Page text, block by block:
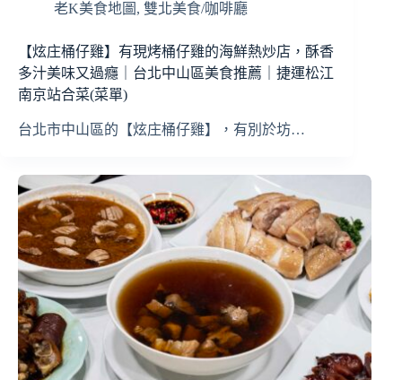
老K美食地圖 , 雙北美食/咖啡廳
【炫庄桶仔雞】有現烤桶仔雞的海鮮熱炒店，酥香
多汁美味又過癮｜台北中山區美食推薦｜捷運松江
南京站合菜(菜單)
台北市中山區的【炫庄桶仔雞】，有別於坊…